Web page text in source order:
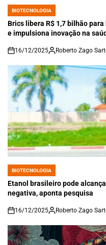
POSTED
IN
BIOTECNOLOGIA
Brics libera R$ 1,7 bilhão
e impulsiona inovação na
on
16/12/2025 Roberto Zago
POSTED
IN
BIOTECNOLOGIA
Etanol brasileiro pode
negativa, aponta pesquisa
on
16/12/2025 Roberto Zago